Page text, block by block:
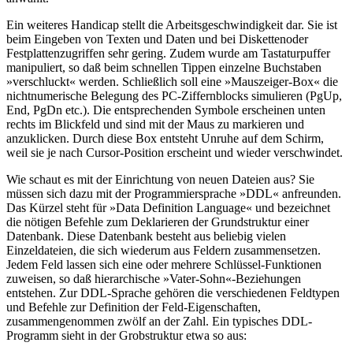
Ein weiteres Handicap stellt die Arbeitsgeschwindigkeit dar. Sie ist
beim Eingeben von Texten und Daten und bei Diskettenoder
Festplattenzugriffen sehr gering. Zudem wurde am Tastaturpuffer
manipuliert, so daß beim schnellen Tippen einzelne Buchstaben
»verschluckt« werden. Schließlich soll eine »Mauszeiger-Box« die
nichtnumerische Belegung des PC-Ziffernblocks simulieren (PgUp,
End, PgDn etc.). Die entsprechenden Symbole erscheinen unten
rechts im Blickfeld und sind mit der Maus zu markieren und
anzuklicken. Durch diese Box entsteht Unruhe auf dem Schirm,
weil sie je nach Cursor-Position erscheint und wieder verschwindet.
Wie schaut es mit der Einrichtung von neuen Dateien aus? Sie
müssen sich dazu mit der Programmiersprache »DDL« anfreunden.
Das Kürzel steht für »Data Definition Language« und bezeichnet
die nötigen Befehle zum Deklarieren der Grundstruktur einer
Datenbank. Diese Datenbank besteht aus beliebig vielen
Einzeldateien, die sich wiederum aus Feldern zusammensetzen.
Jedem Feld lassen sich eine oder mehrere Schlüssel-Funktionen
zuweisen, so daß hierarchische »Vater-Sohn«-Beziehungen
entstehen. Zur DDL-Sprache gehören die verschiedenen Feldtypen
und Befehle zur Definition der Feld-Eigenschaften,
zusammengenommen zwölf an der Zahl. Ein typisches DDL-
Programm sieht in der Grobstruktur etwa so aus: